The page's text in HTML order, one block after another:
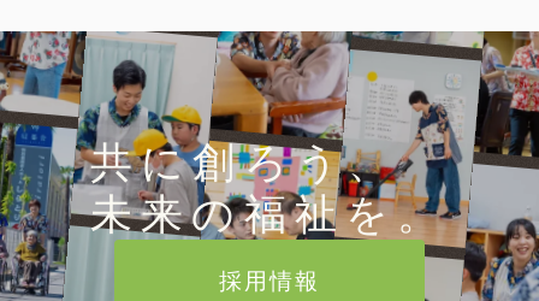
共に創ろう、
未来の福祉を。
採用情報